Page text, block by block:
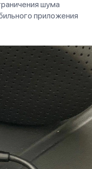
шума
приложения